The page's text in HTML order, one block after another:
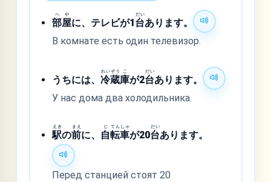
部
へ
屋
や
に、テレビが1台
だい
あります。
В комнате есть один телевизор.
うちには、冷
れい
蔵
ぞう
庫
こ
が2台
だい
あります。
У нас дома два холодильника.
駅
えき
の前
まえ
に、 自
じ
転
てん
車
しゃ
が20台
だい
あります。
Перед станцией стоят 20